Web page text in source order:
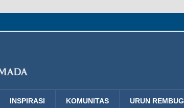
INSPIRASI KOMUNITAS URUN REMBUG